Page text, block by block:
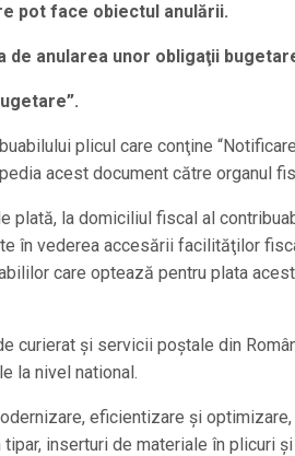
pot face obiectul anulării.
anularea unor obligaţii
plicul care conţine
acest document către organul
plată, la domiciliul fiscal al
în vederea accesării facilităţilor
care optează pentru plata
curierat şi servicii poştale din
la nivel national.
eficientizare şi
inserturi de materiale în plicuri